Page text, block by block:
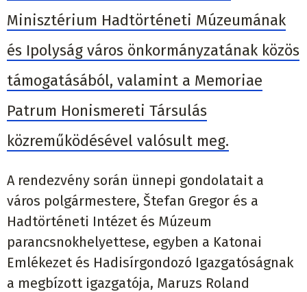
Minisztérium Hadtörténeti Múzeumának
és Ipolyság város önkormányzatának közös
támogatásából, valamint a Memoriae
Patrum Honismereti Társulás
közreműködésével valósult meg.
A rendezvény során ünnepi gondolatait a
város polgármestere, Štefan Gregor és a
Hadtörténeti Intézet és Múzeum
parancsnokhelyettese, egyben a Katonai
Emlékezet és Hadisírgondozó Igazgatóságnak
a megbízott igazgatója, Maruzs Roland